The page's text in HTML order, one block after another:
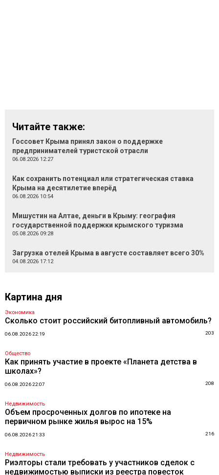
Читайте также:
Госсовет Крыма принял закон о поддержке
предпринимателей туристской отрасли
06.08.2026 12:27
Как сохранить потенциал или стратегическая ставка
Крыма на десятилетие вперёд
06.08.2026 10:54
Мишустин на Алтае, деньги в Крыму: география
государственной поддержки крымского туризма
05.08.2026 09:28
Загрузка отелей Крыма в августе составляет всего 30%
04.08.2026 17:12
Картина дня
Экономика
Сколько стоит российский битопливный автомобиль?
06.08.2026 22:19 203
Общество
Как принять участие в проекте «Планета детства в
школах»?
06.08.2026 22:07 208
Недвижимость
Объем просроченных долгов по ипотеке на
первичном рынке жилья вырос на 15%
06.08.2026 21:33 216
Недвижимость
Риэлторы стали требовать у участников сделок с
недвижимостью выписки из реестра повесток